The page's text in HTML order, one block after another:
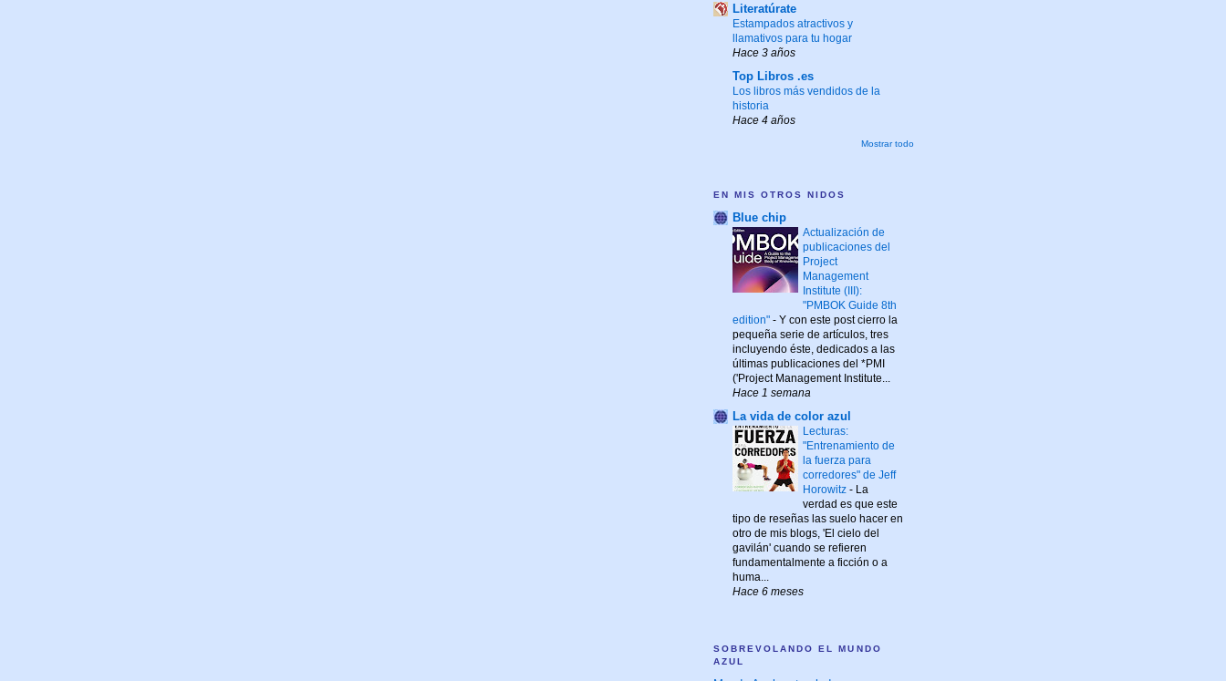
Literatúrate
Estampados atractivos y
llamativos para tu hogar
Hace 3 años
Top Libros .es
Los libros más vendidos de la
historia
Hace 4 años
Mostrar todo
EN MIS OTROS NIDOS
Blue chip
Actualización de
publicaciones del
Project
Management
Institute (III):
"PMBOK Guide 8th
edition" - Y con este post cierro la
pequeña serie de artículos, tres
incluyendo éste, dedicados a las
últimas publicaciones del *PMI
('Project Management Institute...
Hace 1 semana
La vida de color azul
Lecturas:
"Entrenamiento de
la fuerza para
corredores" de Jeff
Horowitz - La
verdad es que este
tipo de reseñas las suelo hacer en
otro de mis blogs, 'El cielo del
gavilán' cuando se refieren
fundamentalmente a ficción o a
huma...
Hace 6 meses
SOBREVOLANDO EL MUNDO
AZUL